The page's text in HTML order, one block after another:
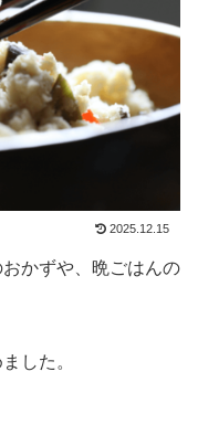
2025.12.15
かずや、晩ごはんの
した。